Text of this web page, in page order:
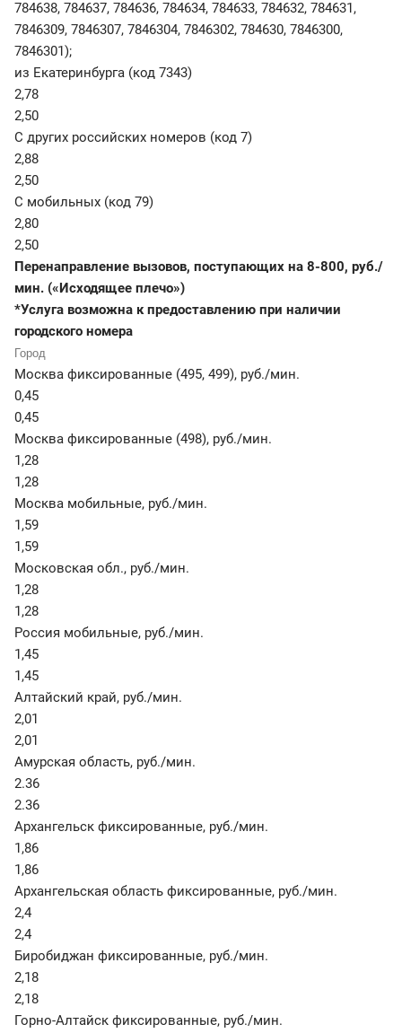
784638, 784637, 784636, 784634, 784633, 784632, 784631,
7846309, 7846307, 7846304, 7846302, 784630, 7846300,
7846301);
из Екатеринбурга (код 7343)
2,78
2,50
С других российских номеров (код 7)
2,88
2,50
С мобильных (код 79)
2,80
2,50
Перенаправление вызовов, поступающих на 8-800, руб./
мин. («Исходящее плечо»)
*Услуга возможна к предоставлению при наличии
городского номера
Москва фиксированные (495, 499), руб./мин.
0,45
0,45
Москва фиксированные (498), руб./мин.
1,28
1,28
Москва мобильные, руб./мин.
1,59
1,59
Московская обл., руб./мин.
1,28
1,28
Россия мобильные, руб./мин.
1,45
1,45
Алтайский край, руб./мин.
2,01
2,01
Амурская область, руб./мин.
2.36
2.36
Архангельск фиксированные, руб./мин.
1,86
1,86
Архангельская область фиксированные, руб./мин.
2,4
2,4
Биробиджан фиксированные, руб./мин.
2,18
2,18
Горно-Алтайск фиксированные, руб./мин.